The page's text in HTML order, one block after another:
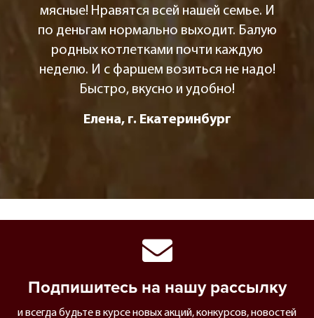
мясные! Нравятся всей нашей семье. И
по деньгам нормально выходит. Балую
родных котлетками почти каждую
неделю. И с фаршем возиться не надо!
Быстро, вкусно и удобно!
Елена, г. Екатеринбург
Подпишитесь на нашу рассылку
и всегда будьте в курсе новых акций, конкурсов, новостей